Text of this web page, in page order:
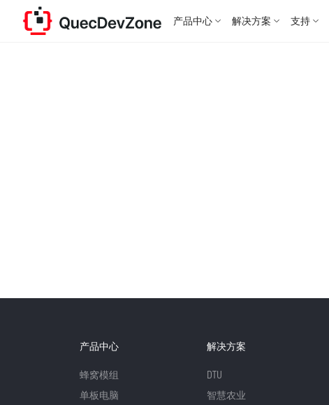
产品中心 解决方案 支持
产品中心
蜂窝模组
单板电脑
解决方案
DTU
智慧农业